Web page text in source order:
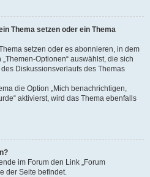
Thema setzen oder ein Thema
setzen oder es abonnieren, in dem
Optionen“ auswählst, die sich
Diskussionsverlaufs des Themas
die Option „Mich benachrichtigen,
aktivierst, wird das Thema ebenfalls
im Forum den Link „Forum
der Seite befindet.